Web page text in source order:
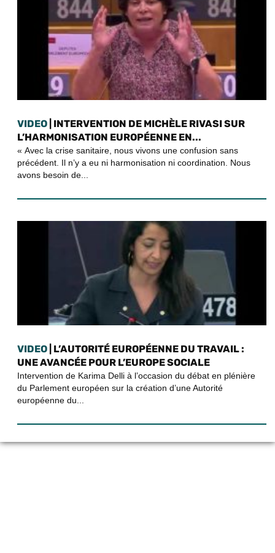
VIDEO | INTERVENTION DE MICHÈLE RIVASI SUR
L’HARMONISATION EUROPÉENNE EN...
« Avec la crise sanitaire, nous vivons une confusion sans
précédent. Il n’y a eu ni harmonisation ni coordination. Nous
avons besoin de...
VIDEO | L’AUTORITÉ EUROPÉENNE DU TRAVAIL :
UNE AVANCÉE POUR L’EUROPE SOCIALE
Intervention de Karima Delli à l’occasion du débat en plénière
du Parlement européen sur la création d’une Autorité
européenne du...